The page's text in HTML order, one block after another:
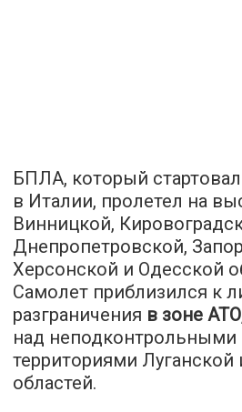
БПЛА, который
в Италии, пролетел на
Винницкой,
Днепропетровской,
Херсонской и Одесской
Самолет приблизился к
разграничения в зоне АТО
над неподконтрольными
территориями
областей.